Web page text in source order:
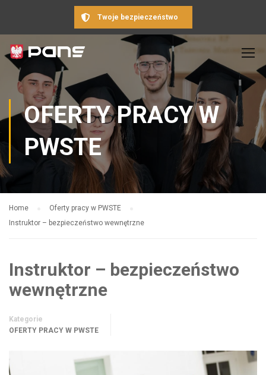
Twoje bezpieczeństwo
OFERTY PRACY W
PWSTE
Home
Oferty pracy w PWSTE
Instruktor – bezpieczeństwo wewnętrzne
Instruktor – bezpieczeństwo
wewnętrzne
Kategorie
OFERTY PRACY W PWSTE